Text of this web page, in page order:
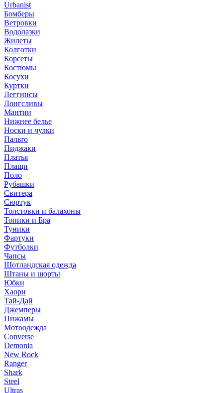
Urbanist
Бомберы
Ветровки
Водолазки
Жилеты
Колготки
Корсеты
Костюмы
Косухи
Куртки
Леггинсы
Лонгсливы
Мантии
Нижнее белье
Носки и чулки
Пальто
Пиджаки
Платья
Плащи
Поло
Рубашки
Свитера
Сюртук
Толстовки и балахоны
Топики и Бра
Туники
Фартуки
Футболки
Чапсы
Шотландская одежда
Штаны и шорты
Юбки
Хаори
Тай-Дай
Джемперы
Пижамы
Мотоодежда
Converse
Demonia
New Rock
Ranger
Shark
Steel
Ultras